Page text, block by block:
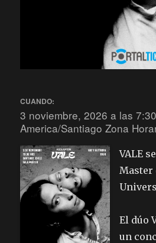
CUANDO:
3 noviembre, 2026 a las
America/Santiago Zona
VALE
Master
El dúo
un